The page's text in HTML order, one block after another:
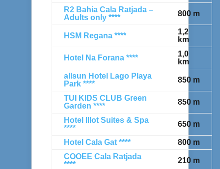
R2 Bahia Cala Ratjada –
Adults only ****
800 m
HSM Regana ****
1,2
km
Hotel Na Forana ****
1,0
km
allsun Hotel Lago Playa
Park ****
850 m
TUI KIDS CLUB Green
Garden ****
850 m
Hotel Illot Suites & Spa
****
650 m
Hotel Cala Gat ****
800 m
COOEE Cala Ratjada
****
210 m